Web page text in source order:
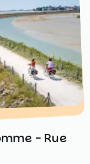
- Rue